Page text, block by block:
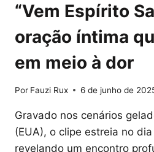
“Vem Espírito
oração íntima
em meio à dor
Por Fauzi Rux 6 de junho de
Gravado nos cenários
(EUA), o clipe estreia no
revelando um encontro